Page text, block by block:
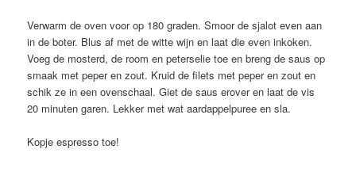
Verwarm de oven voor op 180 graden. Smoor de sjalot even aan
in de boter. Blus af met de witte wijn en laat die even inkoken.
Voeg de mosterd, de room en peterselie toe en breng de saus op
smaak met peper en zout. Kruid de filets met peper en zout en
schik ze in een ovenschaal. Giet de saus erover en laat de vis
20 minuten garen. Lekker met wat aardappelpuree en sla.
Kopje espresso toe!